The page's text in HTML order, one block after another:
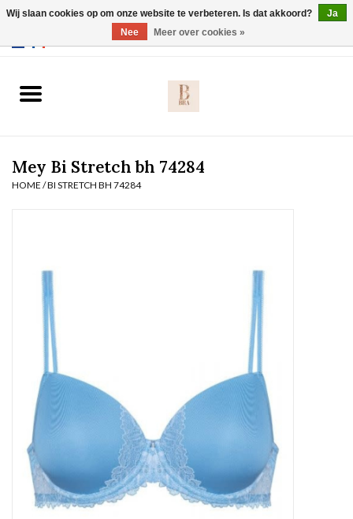
Slip
Homewear
Badmode
Lingerie-accessoires
Cadeaubonnen
Mey Bi Stretch bh 74284
HOME /BI STRETCH BH 74284
Wij slaan cookies op om onze website te verbeteren. Is dat akkoord?
Ja
Nee
Meer over cookies »
Webshop werkt met EU maten. .